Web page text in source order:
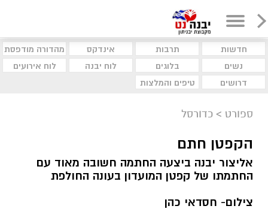
חדשות תרבות אינדקס
מהדורה מודפסת
נשים
בלוגים לוח יבנה
לוח אירועים
דרושים
טיפים והמלצות
ספורט > כדורסל
הקפטן חתם
אליצור יבנה ביצעה החתמה חשובה מאוד עם
החתמתו של קפטן המועדון בעונה החולפת
צילום- חסדאי כהן